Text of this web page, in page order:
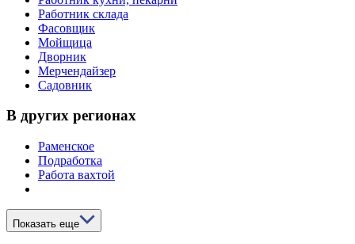
Работник склада
Фасовщик
Мойщица
Дворник
Мерчендайзер
Садовник
В других регионах
Раменское
Подработка
Работа вахтой
Показать еще